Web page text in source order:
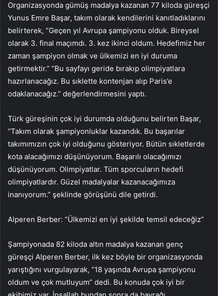
Organizasyonda gümüş madalya kazanan 77 kiloda güreşçi
Yunus Emre Başar, takım olarak kendilerini kanıtladıklarını
belirterek, “Geçen yıl Avrupa şampiyonu olduk. Bireysel
olarak 3. final maçımdı. 3. kez ikinci oldum. Hedefimiz her
zaman şampiyon olmak ve ülkemizi en iyi duruma
getirmektir.” “Bu sayfayı geride bırakıp olimpiyatlara
hazırlanacağız. Bu sıklette kontenjan alıp Paris’e
odaklanacağız.” değerlendirmesini yaptı.
Türk güreşinin çok iyi durumda olduğunu belirten Başar,
“Takım olarak şampiyonluklar kazandık. Bu başarılar
takımımızın çok iyi olduğunu gösteriyor. Bütün sıkletlerde
kota alacağımızı düşünüyorum. Başarılı olacağımızı
düşünüyorum. Olimpiyatlar. Tüm sporcuların hedefi
olimpiyatlardır. Güzel madalyalar kazanacağımıza
inanıyorum.” şeklinde görüşünü dile getirdi.
Alperen Berber: “Ülkemizi en iyi şekilde temsil edeceğiz”
Şampiyonada 82 kiloda altın madalya kazanan genç
güreşçi Alperen Berber, ilk kez böyle bir organizasyonda
yarıştığını vurgulayarak, “18 yaşında Avrupa şampiyonu
oldum ve çok mutluyum” dedi. Bu konuda çok iyi bir